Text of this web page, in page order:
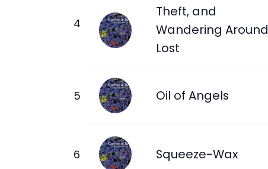
Theft, and
Wandering Around
Lost
Oil of Angels
Squeeze-Wax